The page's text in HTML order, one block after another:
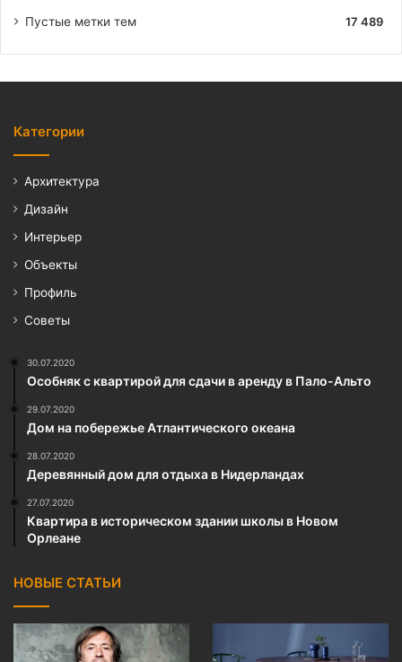
Пустые метки тем
17 489
Категории
Архитектура
Дизайн
Интерьер
Объекты
Профиль
Советы
30.07.2020
Особняк с квартирой для сдачи в аренду в Пало-Альто
29.07.2020
Дом на побережье Атлантического океана
28.07.2020
Деревянный дом для отдыха в Нидерландах
27.07.2020
Квартира в историческом здании школы в Новом
Орлеане
НОВЫЕ СТАТЬИ